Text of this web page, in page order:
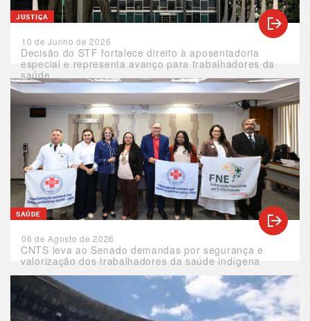
Decisão do STF fortalece direito à aposentadoria
especial e representa avanço para trabalhadores da
saúde
JUSTIÇA
10 de Junho de 2026
CNTS leva ao Senado demandas por segurança e
valorização dos trabalhadores da saúde indígena
SAÚDE
06 de Agosto de 2026